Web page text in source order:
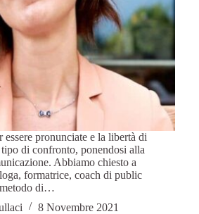
essere pronunciate e la libertà di
di confronto, ponendosi alla
Abbiamo chiesto a
formatrice, coach di public
metodo di…
8 Novembre 2021